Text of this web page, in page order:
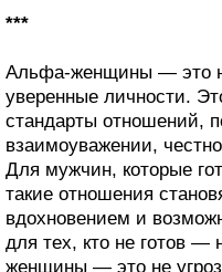
***
Альфа-женщины — это
уверенные личности.
стандарты отношений,
взаимоуважении,
Для мужчин, которые
такие отношения
вдохновением и
для тех, кто не готов —
женщины — это не